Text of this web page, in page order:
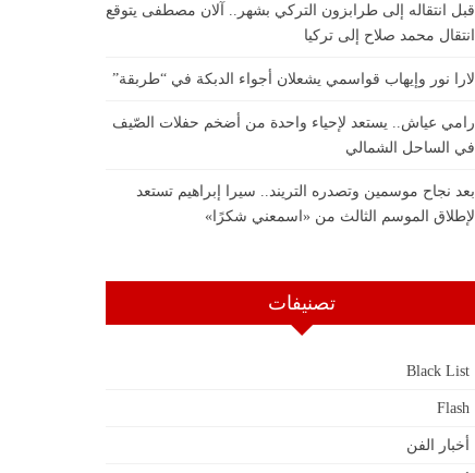
قبل انتقاله إلى طرابزون التركي بشهر.. آلان مصطفى يتوقع
انتقال محمد صلاح إلى تركيا
لارا نور وإيهاب قواسمي يشعلان أجواء الدبكة في “طربقة”
رامي عياش.. يستعد لإحياء واحدة من أضخم حفلات الصّيف
في الساحل الشمالي
بعد نجاح موسمين وتصدره التريند.. سيرا إبراهيم تستعد
لإطلاق الموسم الثالث من «اسمعني شكرًا»
تصنيفات
Black List
Flash
أخبار الفن